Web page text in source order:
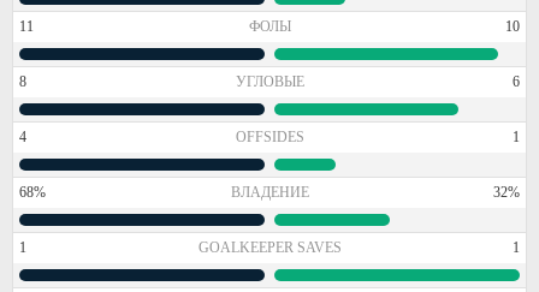
11 ФОЛЫ 10
8 УГЛОВЫЕ 6
4 OFFSIDES 1
68% ВЛАДЕНИЕ 32%
1 GOALKEEPER SAVES 1